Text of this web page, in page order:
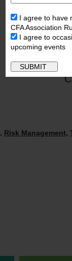
I agree to have
CFA Association
I agree to
upcoming events
, Risk Management,